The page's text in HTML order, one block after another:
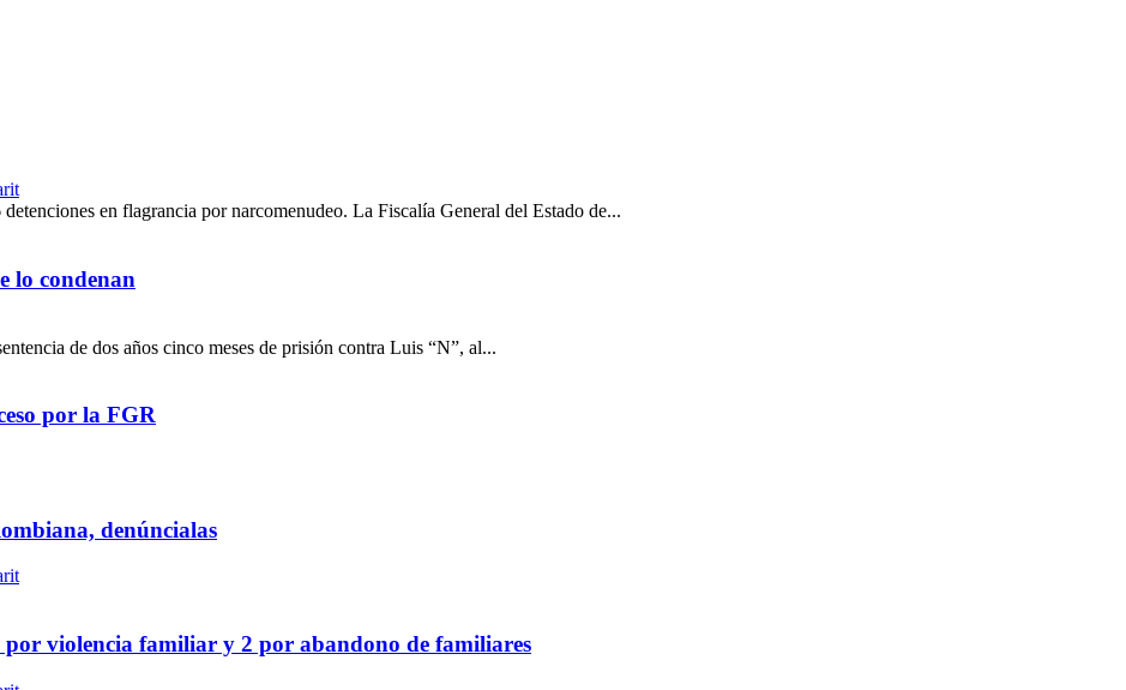
en flagrancia por narcomenudeo. La Fiscalía General del Estado de...
lo condenan
de dos años cinco meses de prisión contra Luis “N”, al...
por la FGR
denúncialas
violencia familiar y 2 por abandono de familiares